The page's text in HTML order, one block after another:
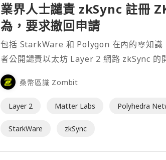
業界人士譴責 zkSync 註冊
為，要求撤回申請
包括 StarkWare 和 Polygon 在內的零知識
者公開譴責以太坊 Layer 2 網路 zkSync
Labs 企圖將「ZK」註冊為商標的行為，稱
的威脅，要求撤回申請。⋯
桑幣區識 Zombit
Layer 2 Matter Labs Polyhedra
StarkWare zkSync